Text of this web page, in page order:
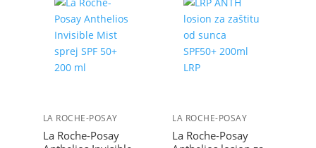
LA ROCHE-POSAY
La Roche-Posay
LA ROCHE-POSAY
La Roche-Posay